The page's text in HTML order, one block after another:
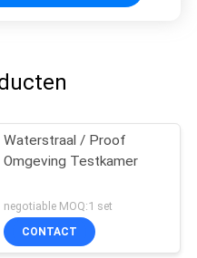
Waterstraal / Proof
Omgeving Testkamer
negotiable MOQ:1 set
CONTACT